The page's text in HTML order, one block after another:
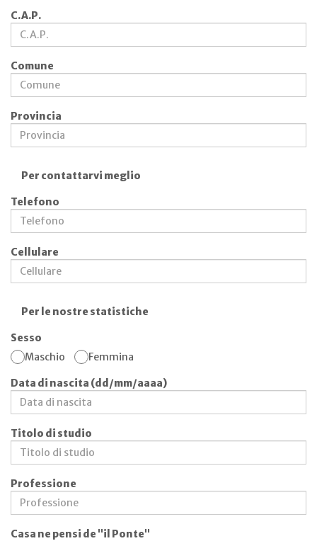
C.A.P.
Comune
Provincia
Per contattarvi meglio
Telefono
Cellulare
Per le nostre statistiche
Sesso
Maschio
Femmina
Data di nascita (dd/mm/aaaa)
Titolo di studio
Professione
Casa ne pensi de "il Ponte"